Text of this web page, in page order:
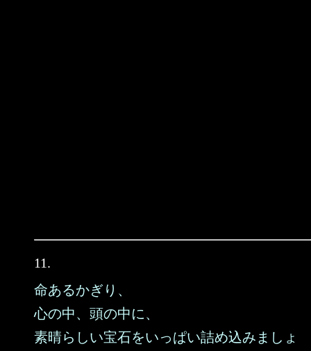
11.
命あるかぎり、
心の中、頭の中に、
素晴らしい宝石をいっぱい詰め込みましょ